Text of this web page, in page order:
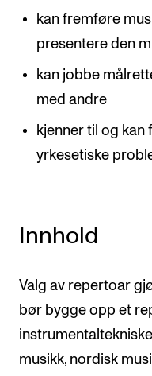
Student News
Events
CONTACTS
The Library
Contacts and Advisors
kan fremføre
presentere den
kan jobbe
med andre
kjenner til og
yrkesetiske
Innhold
Valg av repertoar
bør bygge opp et
musikk, nordisk